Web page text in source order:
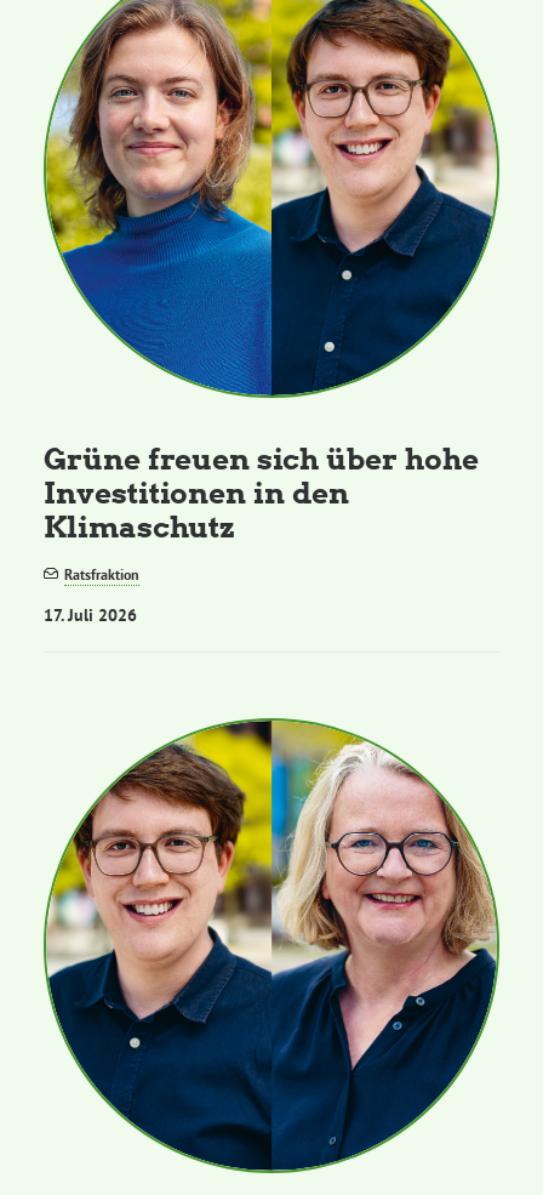
Kontakt
Grüne freuen sich über hohe
Investitionen in den
Klimaschutz
Ratsfraktion
17. Juli 2026